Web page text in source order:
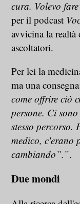
cura. Volevo
per il podcast
avvicina la realtà
ascoltatori.
Per lei la
ma una
come offrire ciò
persone. Ci
stesso
medico, c'erano
cambiando”.”.
Due mondi